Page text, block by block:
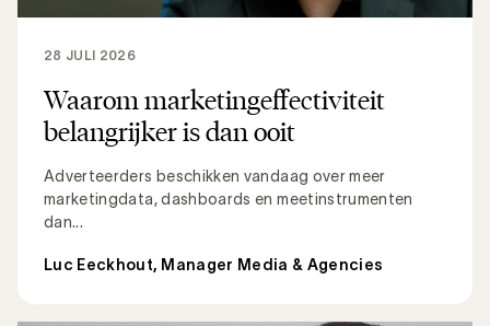
Waarom marketingeffectiviteit
belangrijker is dan ooit
Adverteerders beschikken vandaag over meer
marketingdata, dashboards en meetinstrumenten
dan...
28 JULI 2026
Luc Eeckhout, Manager Media & Agencies